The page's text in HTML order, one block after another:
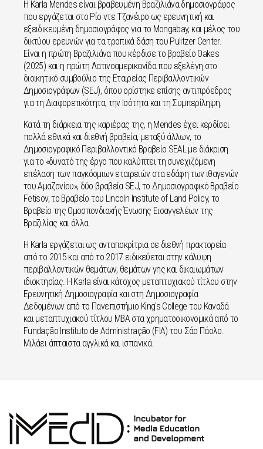
Η Karla Mendes είναι βραβευμένη Βραζιλιάνα δημοσιογράφος
που εργάζεται στο Ρίο ντε Τζανέιρο ως ερευνητική και
εξειδικευμένη δημοσιογράφος για το Mongabay, και μέλος του
δικτύου ερευνών για τα τροπικά δάση του Pulitzer Center.
Είναι η πρώτη Βραζιλιάνα που κέρδισε το βραβείο Oakes
(2025) και η πρώτη Λατινοαμερικανίδα που εξελέγη στο
διοικητικό συμβούλιο της Εταιρείας Περιβαλλοντικών
Δημοσιογράφων (SEJ), όπου ορίστηκε επίσης αντιπρόεδρος
για τη Διαφορετικότητα, την Ισότητα και τη Συμπερίληψη.
Κατά τη διάρκεια της καριέρας της, η Mendes έχει κερδίσει
πολλά εθνικά και διεθνή βραβεία, μεταξύ άλλων, το
Δημοσιογραφικό Περιβαλλοντικό Βραβείο SEAL με διάκριση
για το «δυνατό της έργο που καλύπτει τη συνεχιζόμενη
επέλαση των παγκόσμιων εταιρειών στα εδάφη των ιθαγενών
του Αμαζονίου», δύο βραβεία SEJ, το Δημοσιογραφικό Βραβείο
Fetisov, το Βραβείο του Lincoln Institute of Land Policy, το
Βραβείο της Ομοσπονδιακής Ένωσης Εισαγγελέων της
Βραζιλίας και άλλα.
Η Karla εργάζεται ως ανταποκρίτρια σε διεθνή πρακτορεία
από το 2015 και από το 2017 ειδικεύεται στην κάλυψη
περιβαλλοντικών θεμάτων, θεμάτων γης και δικαιωμάτων
ιδιοκτησίας. Η Karla είναι κάτοχος μεταπτυχιακού τίτλου στην
Ερευνητική Δημοσιογραφία και στη Δημοσιογραφία
Δεδομένων από το Πανεπιστήμιο King's College του Καναδά
και μεταπτυχιακού τίτλου MBA στα χρηματοοικονομικά από το
Fundação Instituto de Administração (FIA) του Σάο Πάολο.
Μιλάει άπταιστα αγγλικά και ισπανικά.